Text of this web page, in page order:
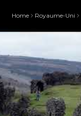
Home Royaume-Uni